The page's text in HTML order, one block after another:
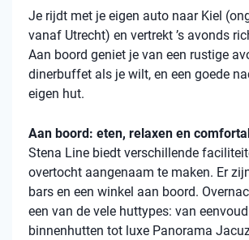
Je rijdt met je eigen auto naar Kiel
vanaf Utrecht) en vertrekt ’s avonds
Aan boord geniet je van een rustige
dinerbuffet als je wilt, en een goede
eigen hut.
Aan boord: eten, relaxen en
Stena Line biedt verschillende
overtocht aangenaam te maken. Er
bars en een winkel aan boord.
een van de vele huttypes: van
binnenhutten tot luxe Panorama